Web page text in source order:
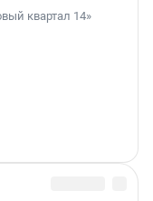
квартал 14»